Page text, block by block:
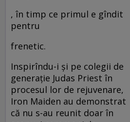
, în timp ce primul e gîndit
pentru
frenetic.
Inspirîndu-i şi pe colegii de
generaţie Judas Priest în
procesul lor de rejuvenare,
Iron Maiden au demonstrat
că nu s-au reunit doar în